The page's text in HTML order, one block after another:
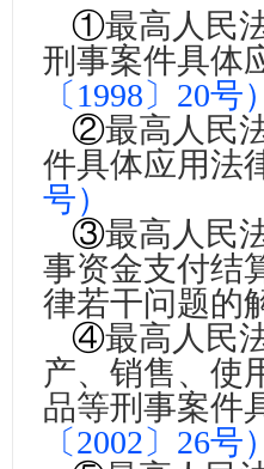
①最高人民
刑事案件具体
〔1998〕20号）
②最高人民
件具体应用法
号）
③最高人民
事资金支付结
律若干问题的
④最高人民
产、销售、使
品等刑事案件
〔2002〕26号）